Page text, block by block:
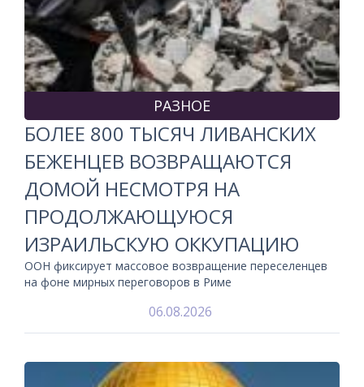
РАЗНОЕ
БОЛЕЕ 800 ТЫСЯЧ ЛИВАНСКИХ
БЕЖЕНЦЕВ ВОЗВРАЩАЮТСЯ
ДОМОЙ НЕСМОТРЯ НА
ПРОДОЛЖАЮЩУЮСЯ
ИЗРАИЛЬСКУЮ ОККУПАЦИЮ
ООН фиксирует массовое возвращение переселенцев
на фоне мирных переговоров в Риме
06.08.2026